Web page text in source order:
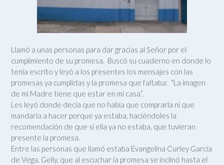
Llamó a unas personas para dar gracias al Señor por el
cumplimiento de su promesa. Buscó su cuaderno en donde lo
tenía escrito y leyó a los presentes los mensajes con las
promesas ya cumplidas y la promesa que faltaba: “La imagen
de mi Madre tiene que estar en mi casa”.
Les leyó donde decía que no había que comprarla ni que
mandarla a hacer porque ya estaba, haciéndoles la
recomendación de que si ella ya no estaba, que tuvieran
presente la promesa.
Entre las personas que llamó estaba Evangelina Curley García
de Vega, Gelly, que al escuchar la promesa se inclinó hasta el